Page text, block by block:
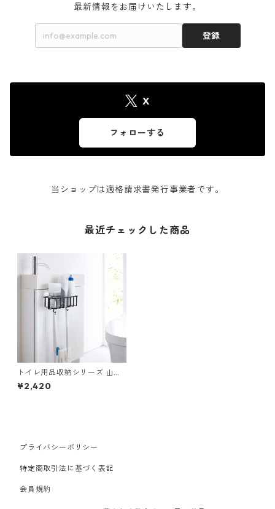
最新情報をお届けいたします。
登録
X
フォローする
当ショップは適格請求書発行事業者です。
最近チェックした商品
トイレ用品収納シリーズ 山崎
実業 tower タワー フィルムフ
ックトイレ用品収納ラック ブ
¥2,420
プライバシーポリシー
特定商取引法に基づく表記
会員規約